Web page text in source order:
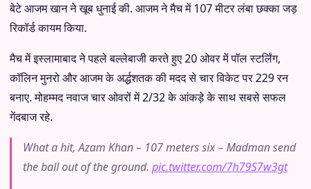
बेटे आजम खान ने खूब धुनाई की. आजम ने मैच में 107 मीटर लंबा छक्का जड़
रिकॉर्ड कायम किया.
मैच में इस्लामाबाद ने पहले बल्लेबाजी करते हुए 20 ओवर में पॉल स्टर्लिंग,
कॉलिन मुनरो और आजम के अर्द्धशतक की मदद से चार विकेट पर 229 रन
बनाए. मोहम्मद नवाज चार ओवरों में 2/32 के आंकड़े के साथ सबसे सफल
गेंदबाज रहे.
What a hit, Azam Khan – 107 meters six – Madman send
the ball out of the ground. pic.twitter.com/7h79S7w3gt